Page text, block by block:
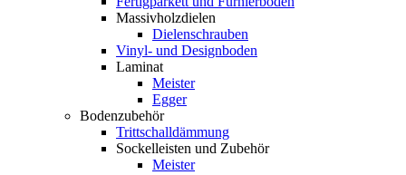
Massivholzdielen
Dielenschrauben
Vinyl- und Designboden
Laminat
Meister
Egger
Bodenzubehör
Trittschalldämmung
Sockelleisten und Zubehör
Meister